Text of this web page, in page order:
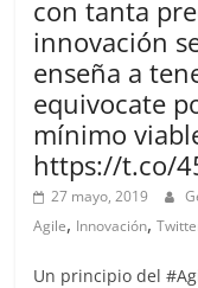
con tanta
innovación
enseña a
equivocate
mínimo
https://t.co/
27 mayo, 2019
Agile, Innovación,
Un principio del